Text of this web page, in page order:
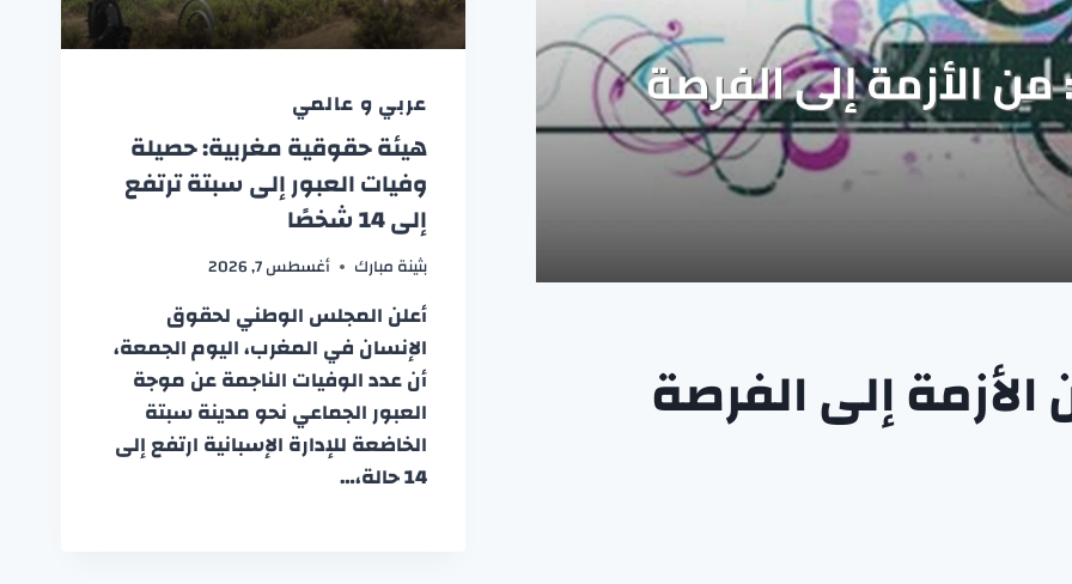
إلى الفرصة
عربي و عالمي
هيئة حقوقية مغربية: حصيلة
وفيات العبور إلى سبتة ترتفع
إلى 14 شخصًا
بثينة مبارك أغسطس 7, 2026
أعلن المجلس الوطني لحقوق
الإنسان في المغرب، اليوم الجمعة،
أن عدد الوفيات الناجمة عن موجة
العبور الجماعي نحو مدينة سبتة
الخاضعة للإدارة الإسبانية ارتفع إلى
14 حالة،…